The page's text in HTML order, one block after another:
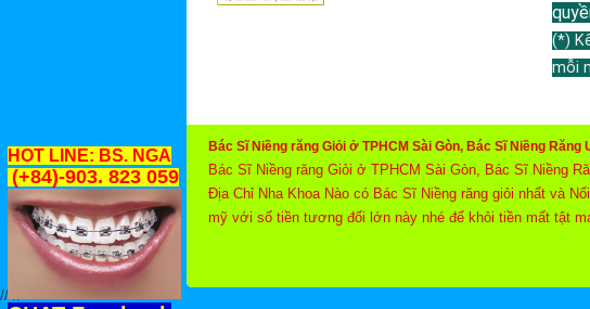
Bác Sĩ Niềng răng Giỏi ở TPHCM Sài Gòn, Bác Sĩ Niềng Răng
Bác Sĩ Niềng răng Giỏi ở TPHCM Sài Gòn, Bác Sĩ Niềng
Địa Chỉ Nha Khoa Nào có Bác Sĩ Niềng răng giỏi nhất và
mỹ với số tiền tương đối lớn này nhé để khỏi tiền mất tật
(*)
mỗi
HOT LINE: BS. NGA
(+84)-903. 823 059
//